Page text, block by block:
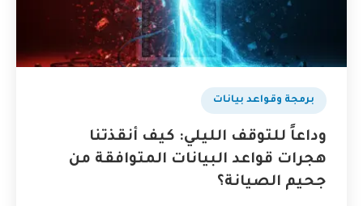
برمجة وقواعد بيانات
وداعاً للتوقف الليلي: كيف أنقذتنا
هجرات قواعد البيانات المتوافقة من
جحيم الصيانة؟